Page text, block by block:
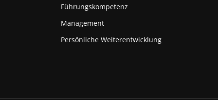
Führungskompetenz
Management
Persönliche Weiterentwicklung